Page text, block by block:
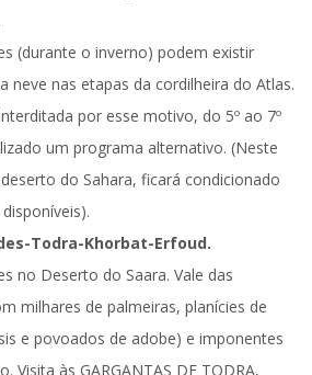
(durante o inverno) podem existir
neve nas etapas da cordilheira do Atlas.
por esse motivo, do 5º ao 7º
um programa alternativo. (Neste
do Sahara, ficará condicionado
Todra-Khorbat-Erfoud.
no Deserto do Saara. Vale das
milhares de palmeiras, planícies de
e povoados de adobe) e imponentes
Visita às GARGANTAS DE TODRA,